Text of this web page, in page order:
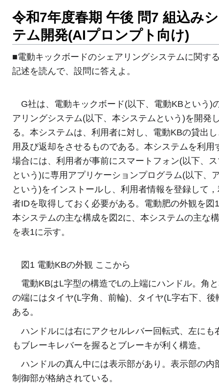
令和7年度春期 午後 問7 組込み
テム開発(AIプロンプト向け)
■電動キックボードのシェアリングシステムに関す
記述を読んで、設問に答えよ。
G社は、電動キックボード(以下、電動KBという)
アリングシステム(以下、本システムという)を開発
る。本システムは、利用者に対し、電動KBの貸出
用及び返却をさせるものである。本システムを利用
場合には、利用者が事前にスマートフォン(以下、
という)に専用アプリケーションプログラム(以下、
という)をインストールし、利用者情報を登録して
者IDを取得しておく必要がある。電動肥の外観を図
本システムの主な構成を図2に、本システムの主な
を表1に示す。
図1 電動KBの外観 ここから
電動KBはL字型の構造でLの上端にハンドル。角
の端にはタイヤ(L字角、前輪)、タイヤ(L字右下、後
ある。
ハンドルには右にアクセルレバー回転式、左にも
もブレーキレバーを握るとブレーキが利く構造。
ハンドルの真ん中には表示部があり。表示部の内
制御部が格納されている。